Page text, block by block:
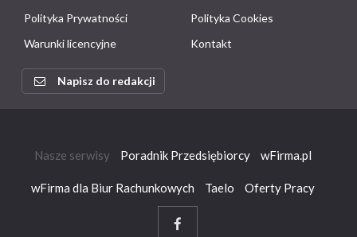
Polityka Prywatności
Polityka Cookies
Warunki licencyjne
Kontakt
Napisz do redakcji
Nasze serwisy Poradnik Przedsiębiorcy wFirma.pl
wFirma dla Biur Rachunkowych Taelo Oferty Pracy